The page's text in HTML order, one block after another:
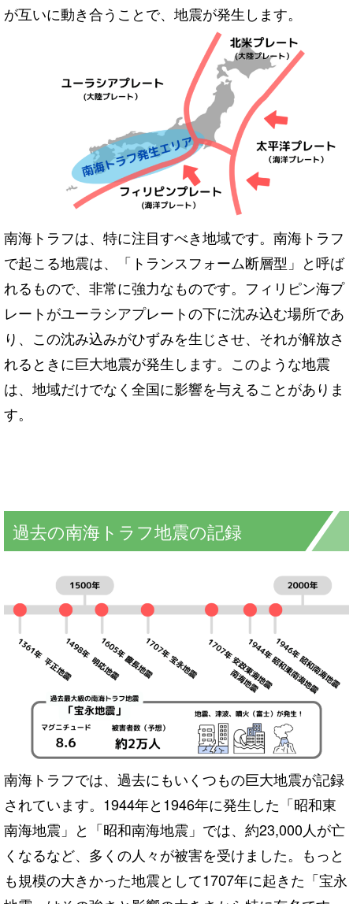
が互いに動き合うことで、地震が発生します。
南海トラフは、特に注目すべき地域です。南海トラフ
で起こる地震は、「トランスフォーム断層型」と呼ば
れるもので、非常に強力なものです。フィリピン海プ
レートがユーラシアプレートの下に沈み込む場所であ
り、この沈み込みがひずみを生じさせ、それが解放さ
れるときに巨大地震が発生します。このような地震
は、地域だけでなく全国に影響を与えることがありま
す。
過去の南海トラフ地震の記録
南海トラフでは、過去にもいくつもの巨大地震が記録
されています。1944年と1946年に発生した「昭和東
南海地震」と「昭和南海地震」では、約23,000人が亡
くなるなど、多くの人々が被害を受けました。もっと
も規模の大きかった地震として1707年に起きた「宝永